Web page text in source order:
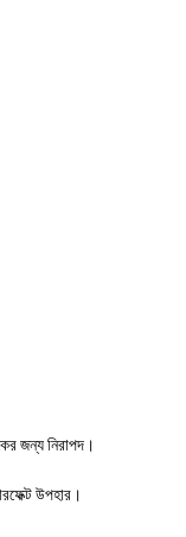
জন্য নিরাপদ।
উপহার।